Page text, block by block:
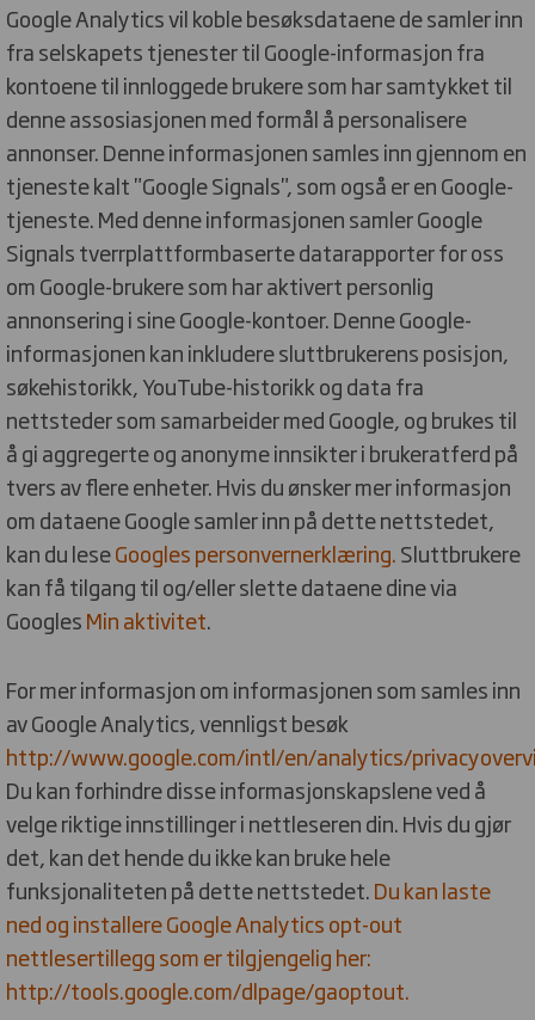
Google Analytics vil koble besøksdataene de samler inn
fra selskapets tjenester til Google-informasjon fra
kontoene til innloggede brukere som har samtykket til
denne assosiasjonen med formål å personalisere
annonser. Denne informasjonen samles inn gjennom en
tjeneste kalt "Google Signals", som også er en Google-
tjeneste. Med denne informasjonen samler Google
Signals tverrplattformbaserte datarapporter for oss
om Google-brukere som har aktivert personlig
annonsering i sine Google-kontoer. Denne Google-
informasjonen kan inkludere sluttbrukerens posisjon,
søkehistorikk, YouTube-historikk og data fra
nettsteder som samarbeider med Google, og brukes til
å gi aggregerte og anonyme innsikter i brukeratferd på
tvers av flere enheter. Hvis du ønsker mer informasjon
om dataene Google samler inn på dette nettstedet,
kan du leseGoogles personvernerklæring.Sluttbrukere
kan få tilgang til og/eller slette dataene dine via
GooglesMin aktivitet.
For mer informasjon om informasjonen som samles inn
av Google Analytics, vennligst besøk
http://www.google.com/intl/en/analytics/
Du kan forhindre disse informasjonskapslene ved å
velge riktige innstillinger i nettleseren din. Hvis du gjør
det, kan det hende du ikke kan bruke hele
funksjonaliteten på dette nettstedet.Du kan laste
ned og installere Google Analytics opt-out
nettlesertillegg som er tilgjengelig her:
http://tools.google.com/dlpage/gaoptout.